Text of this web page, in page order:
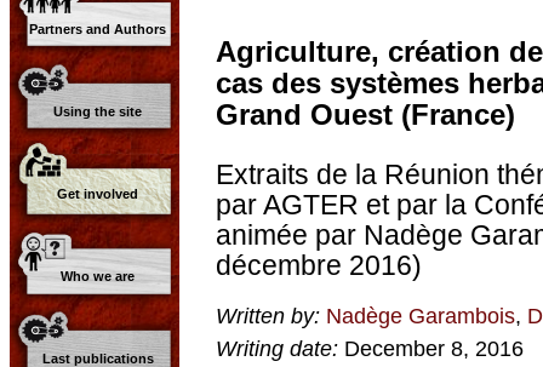
Partners and Authors
Using the site
Get involved
Who we are
Last publications
Agriculture, création
cas des systèmes
Grand Ouest (France)
Extraits de la Réunion
par AGTER et par la
animée par Nadège
décembre 2016)
Written by: Nadège Garambois,
Writing date: December 8, 2016